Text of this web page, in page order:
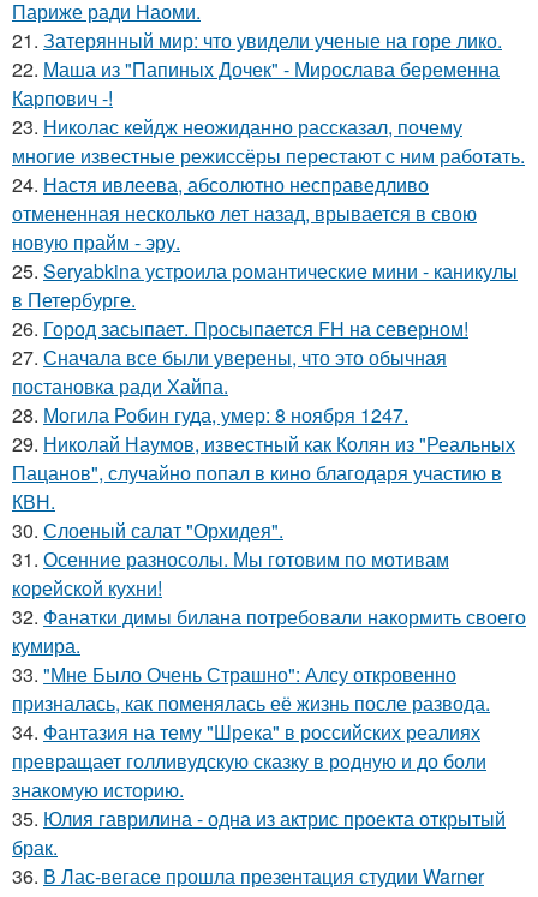
Париже ради Наоми.
21. Затерянный мир: что увидели ученые на горе лико.
22. Маша из "Папиных Дочек" - Мирослава беременна
Карпович -!
23. Николас кейдж неожиданно рассказал, почему
многие известные режиссёры перестают с ним работать.
24. Настя ивлеева, абсолютно несправедливо
отмененная несколько лет назад, врывается в свою
новую прайм - эру.
25. Seryabkina устроила романтические мини - каникулы
в Петербурге.
26. Город засыпает. Просыпается FH на северном!
27. Сначала все были уверены, что это обычная
постановка ради Хайпа.
28. Могила Робин гуда, умер: 8 ноября 1247.
29. Николай Наумов, известный как Колян из "Реальных
Пацанов", случайно попал в кино благодаря участию в
КВН.
30. Слоеный салат "Орхидея".
31. Осенние разносолы. Мы готовим по мотивам
корейской кухни!
32. Фанатки димы билана потребовали накормить своего
кумира.
33. "Мне Было Очень Страшно": Алсу откровенно
призналась, как поменялась её жизнь после развода.
34. Фантазия на тему "Шрека" в российских реалиях
превращает голливудскую сказку в родную и до боли
знакомую историю.
35. Юлия гаврилина - одна из актрис проекта открытый
брак.
36. В Лас-вегасе прошла презентация студии Warner